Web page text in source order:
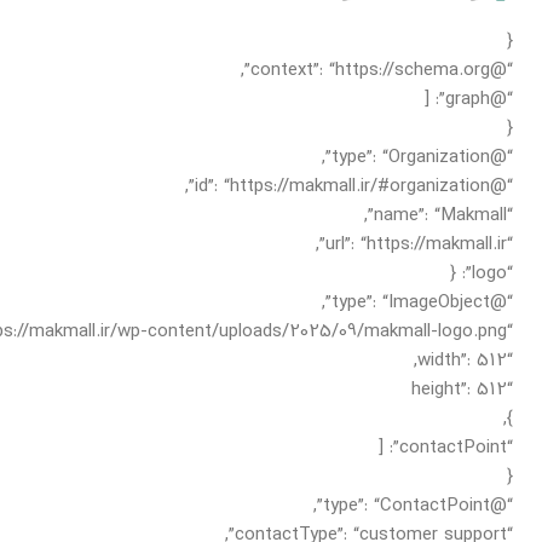
{
“@context”: “https://schema.org”,
“@graph”: [
{
“@type”: “Organization”,
“@id”: “https://makmall.ir/#organization”,
“name”: “Makmall”,
“url”: “https://makmall.ir”,
“logo”: {
“@type”: “ImageObject”,
“url”: “https://makmall.ir/wp-content/uploads/2025/09/makmall-logo.png”,
“width”: 512,
“height”: 512
},
“contactPoint”: [
{
“@type”: “ContactPoint”,
“contactType”: “customer support”,